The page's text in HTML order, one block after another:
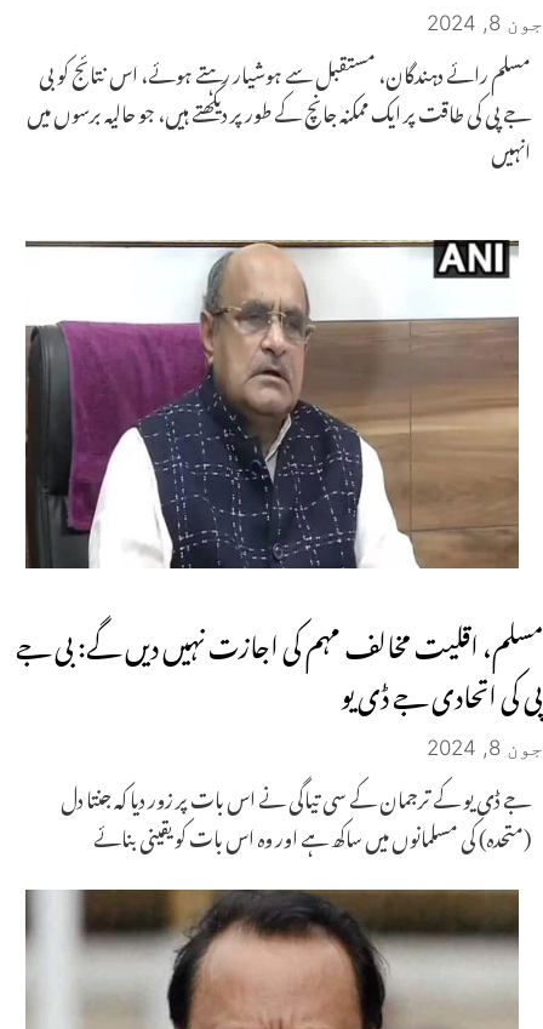
جون 8, 2024
مسلم رائے دہندگان، مستقبل سے ہوشیار رہتے ہوئے، اس نتائج کو بی
جے پی کی طاقت پر ایک ممکنہ جانچ کے طور پر دیکھتے ہیں، جو حالیہ برسوں میں
انہیں
مسلم، اقلیت مخالف مہم کی اجازت نہیں دیں گے: بی جے
پی کی اتحادی جے ڈی یو
جون 8, 2024
جے ڈی یو کے ترجمان کے سی تیاگی نے اس بات پر زور دیا کہ جنتا دل
(متحدہ) کی مسلمانوں میں ساکھ ہے اور وہ اس بات کو یقینی بنائے